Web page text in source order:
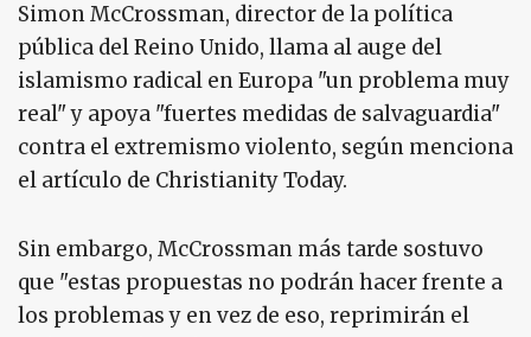
Simon McCrossman, director de la política
pública del Reino Unido, llama al auge del
islamismo radical en Europa "un problema muy
real" y apoya "fuertes medidas de salvaguardia"
contra el extremismo violento, según menciona
el artículo de Christianity Today.
Sin embargo, McCrossman más tarde sostuvo
que "estas propuestas no podrán hacer frente a
los problemas y en vez de eso, reprimirán el